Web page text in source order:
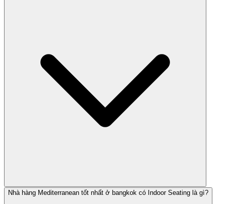
Nhà hàng Mediterranean tốt nhất ở bangkok có Indoor Seating là gì?